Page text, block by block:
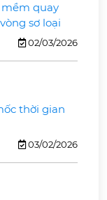
quay
sơ loại
02/03/2026
thời gian
03/02/2026